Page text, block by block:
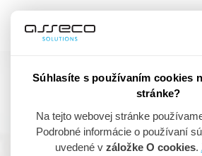
Asseco
Komplexný softvér
Súhlasíte s používaním cookies
stránke?
Na tejto webovej stránke
Podrobné informácie o používaní
uvedené v záložke O cookies.